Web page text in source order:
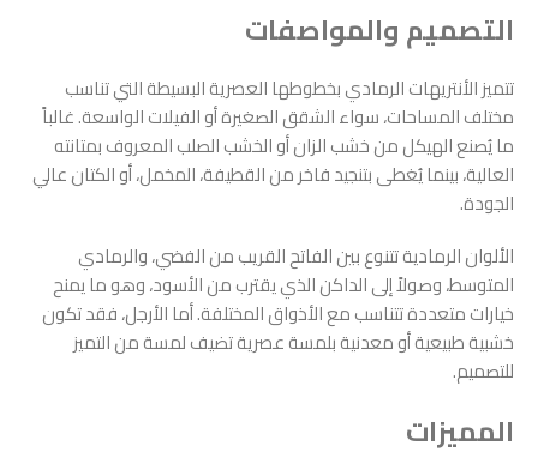
التصميم والمواصفات
تتميز الأنتريهات الرمادي بخطوطها العصرية البسيطة التي تناسب
مختلف المساحات، سواء الشقق الصغيرة أو الفيلات الواسعة. غالباً
ما يُصنع الهيكل من خشب الزان أو الخشب الصلب المعروف بمتانته
العالية، بينما يُغطى بتنجيد فاخر من القطيفة، المخمل، أو الكتان عالي
الجودة.
الألوان الرمادية تتنوع بين الفاتح القريب من الفضي، والرمادي
المتوسط، وصولاً إلى الداكن الذي يقترب من الأسود، وهو ما يمنح
خيارات متعددة تتناسب مع الأذواق المختلفة. أما الأرجل، فقد تكون
خشبية طبيعية أو معدنية بلمسة عصرية تضيف لمسة من التميز
للتصميم.
المميزات